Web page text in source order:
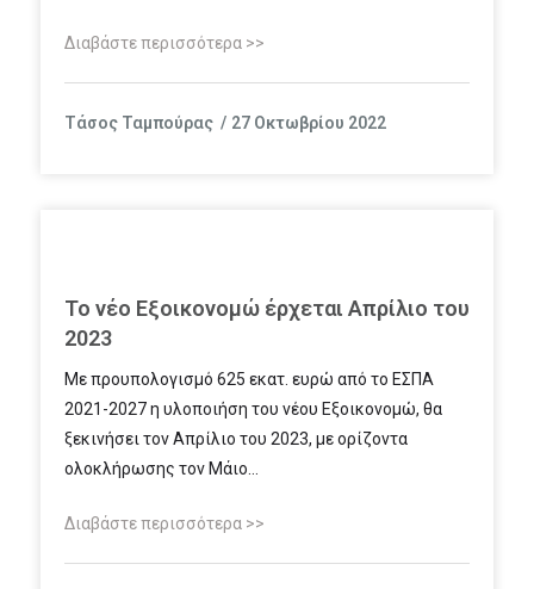
Διαβάστε περισσότερα >>
Τάσος Ταμπούρας 27 Οκτωβρίου 2022
Το νέο Εξοικονομώ έρχεται Απρίλιο του
2023
Με προυπολογισμό 625 εκατ. ευρώ από το ΕΣΠΑ
2021-2027 η υλοποιήση του νέου Εξοικονομώ, θα
ξεκινήσει τον Απρίλιο του 2023, με ορίζοντα
ολοκλήρωσης τον Μάιο…
Διαβάστε περισσότερα >>